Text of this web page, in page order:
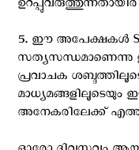
5. ഈ അപേക്ഷകൾ
സത്യസന്ധമാണെന്നു
പ്രവാചക
അനേകരിലേക്ക്